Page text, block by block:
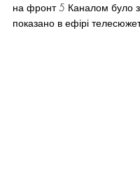
на фронт 5 Каналом було
показано в ефірі